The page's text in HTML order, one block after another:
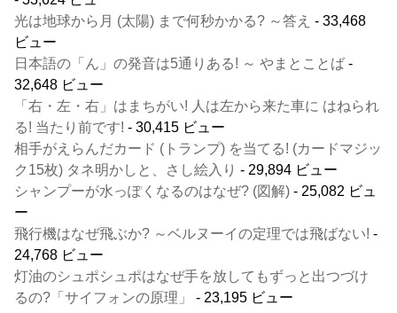
光は地球から月 (太陽) まで何秒かかる? ～答え - 33,468
ビュー
日本語の「ん」の発音は5通りある! ～ やまとことば -
32,648 ビュー
「右・左・右」はまちがい! 人は左から来た車に はねられ
る! 当たり前です! - 30,415 ビュー
相手がえらんだカード (トランプ) を当てる! (カードマジッ
ク15枚) タネ明かしと、さし絵入り - 29,894 ビュー
シャンプーが水っぽくなるのはなぜ? (図解) - 25,082 ビュ
ー
飛行機はなぜ飛ぶか? ～ベルヌーイの定理では飛ばない! -
24,768 ビュー
灯油のシュポシュポはなぜ手を放してもずっと出つづけ
るの?「サイフォンの原理」
- 23,195 ビュー